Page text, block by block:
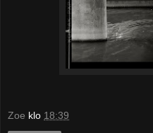
Zoe klo 18:39